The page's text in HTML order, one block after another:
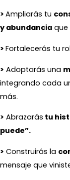
> Ampliarás tu
y abundancia que
> Fortalecerás tu
> Adoptarás una
integrando cada
más.
> Abrazarás tu
puede”.
> Construirás la
mensaje que